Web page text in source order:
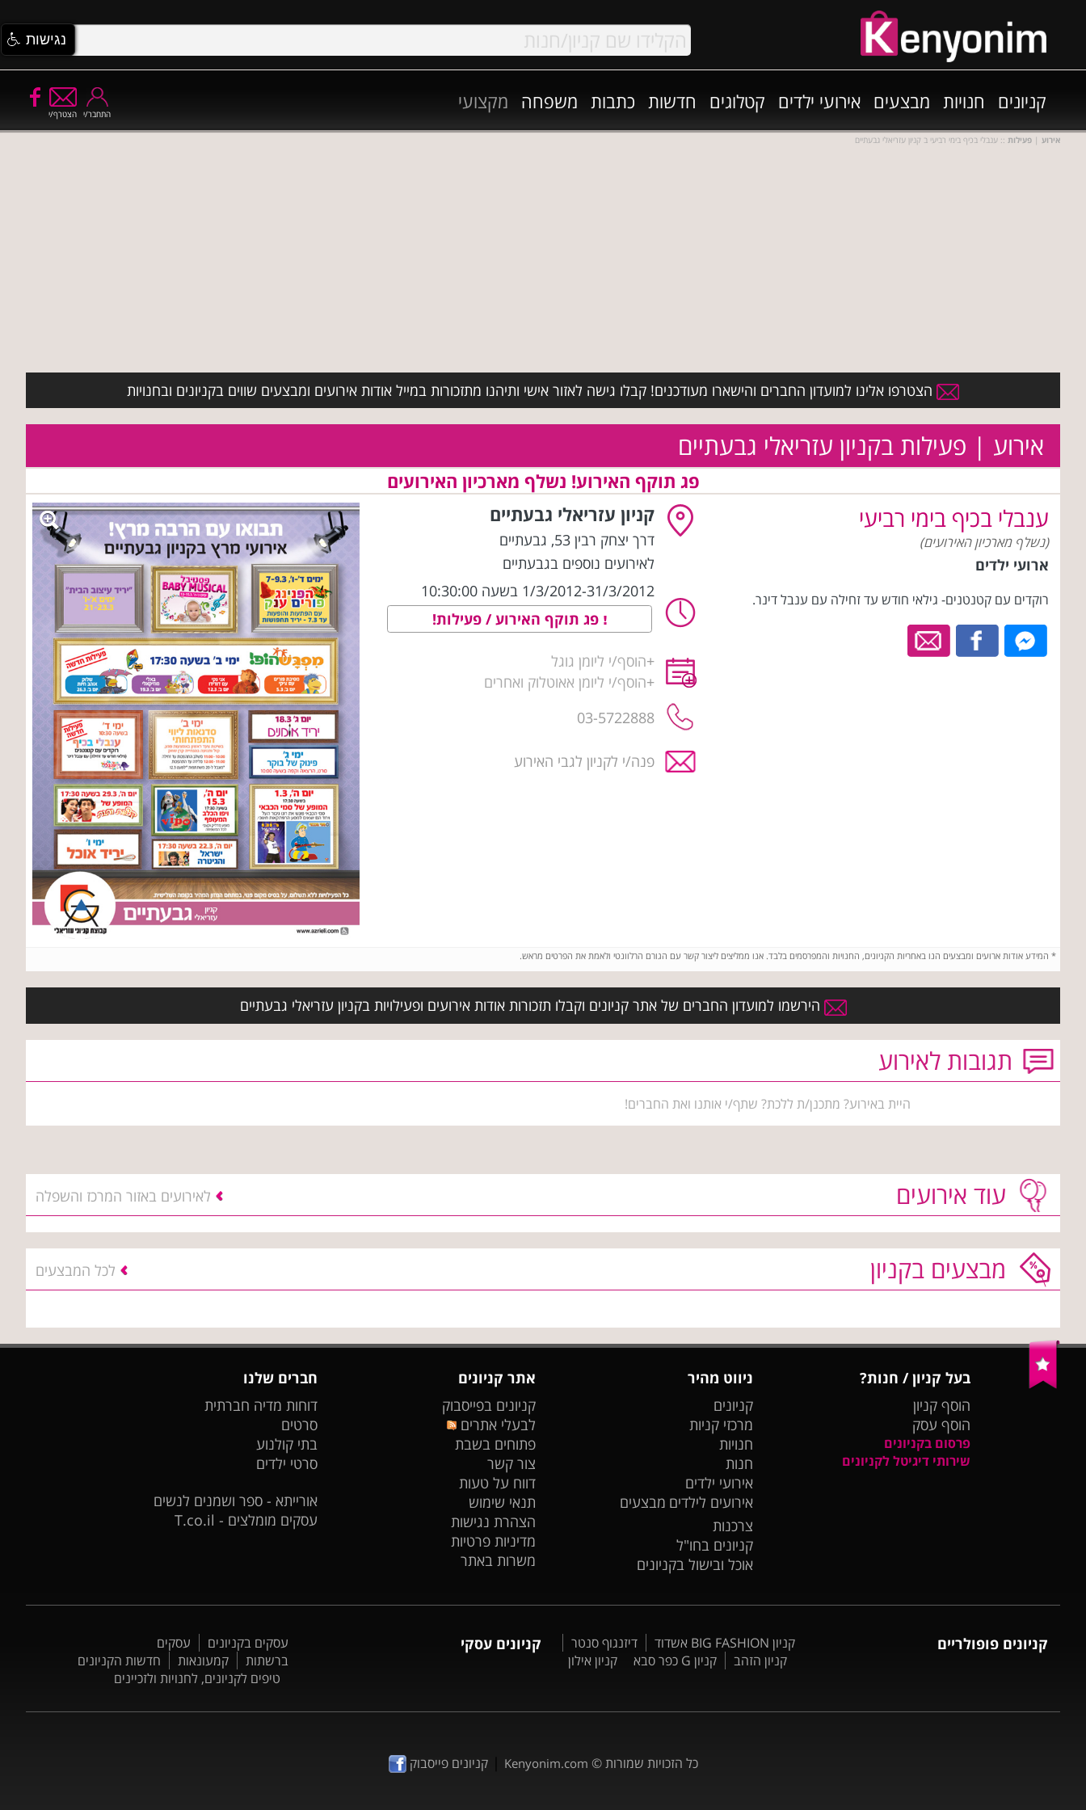
קניונים חנויות מבצעים אירועי ילדים קטלוגים חדשות כתבות משפחה מקצועי
הצטרף/י התחבר/י
אירוע | פעילות :: ענבלי בכיף בימי רביעי ב קניון עזריאלי גבעתיים
הצטרפו אלינו למועדון החברים והישארו מעודכנים! קבלו גישה לאזור אישי ותיהנו מתזכורות במייל אודות אירועים ומבצעים שווים בקניונים ובחנויות
אירוע | פעילות בקניון עזריאלי גבעתיים
פג תוקף האירוע! נשלף מארכיון האירועים
ענבלי בכיף בימי רביעי
(נשלף מארכיון האירועים)
ארועי ילדים
רוקדים עם קטנטנים- גילאי חודש עד זחילה עם ענבל דינר.
קניון עזריאלי גבעתיים
דרך יצחק רבין 53 , גבעתיים
לאירועים נוספים בגבעתיים
1/3/2012-31/3/2012 בשעה 10:30:00
פג תוקף האירוע / פעילות!
+הוסף/י ליומן גוגל
+הוסף/י ליומן אאוטלוק ואחרים
03-5722888
פנה/י לקניון לגבי האירוע
* המידע אודות ארועים ומבצעים הנו באחריות הקניונים, החנויות והמפרסמים בלבד. אנו ממליצים ליצור קשר עם הגורם הרלוונטי ולאמת את הפרטים מראש.
הירשמו למועדון החברים של אתר קניונים וקבלו תזכורות אודות אירועים ופעילויות בקניון עזריאלי גבעתיים
תגובות לאירוע
היית באירוע? מתכנן/ת ללכת? שתף/י אותנו ואת החברים!
עוד אירועים לאירועים באזור המרכז והשפלה
מבצעים בקניון לכל המבצעים
בעל קניון / חנות?
הוסף קניון
הוסף עסק
פרסום בקניונים
שירותי דיגיטל לקניונים
ניווט מהיר
קניונים
מרכזי קניות
חנויות
חנות
אירועי ילדים
אירועים לילדים מבצעים
צרכנות
קניונים בחו"ל
אוכל ובישול בקניונים
אתר קניונים
קניונים בפייסבוק
לבעלי אתרים
פתוחים בשבת
צור קשר
דווח על טעות
תנאי שימוש
הצהרת נגישות
מדיניות פרטיות
משרות באתר
חברים שלנו
דוחות מדיה חברתית
סרטים
בתי קולנוע
סרטי ילדים
אורייתא - ספר ושמנים לנשים
עסקים מומלצים - T.co.il
קניונים פופולריים קניון BIG FASHION אשדוד
דיזנגוף סנטר
קניון הזהב
קניון G כפר סבא קניון אילון
קניונים עסקי עסקים בקניונים
עסקים
ברשתות
קמעונאות
חדשות הקניונים
טיפים לקניונים, לחנויות ולזכיינים
כל הזכויות שמורות © Kenyonim.com
|קניונים פייסבוק
נגישות